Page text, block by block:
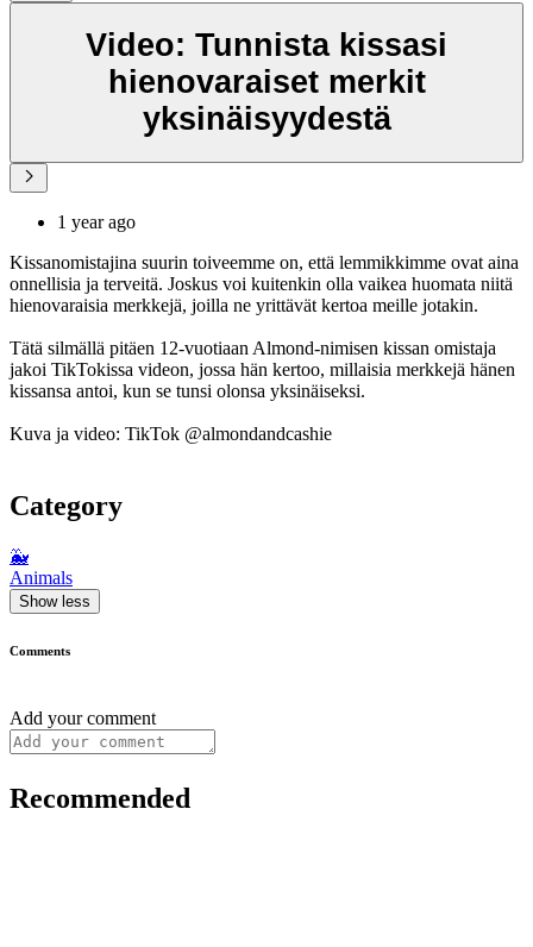
Video: Tunnista kissasi
hienovaraiset merkit
yksinäisyydestä
1 year ago
Kissanomistajina suurin toiveemme on, että lemmikkimme ovat aina
onnellisia ja terveitä. Joskus voi kuitenkin olla vaikea huomata niitä
hienovaraisia merkkejä, joilla ne yrittävät kertoa meille jotakin.
Tätä silmällä pitäen 12-vuotiaan Almond-nimisen kissan omistaja
jakoi TikTokissa videon, jossa hän kertoo, millaisia merkkejä hänen
kissansa antoi, kun se tunsi olonsa yksinäiseksi.
Kuva ja video: TikTok @almondandcashie
Category
🐳
Animals
Show less
Comments
Add your comment
Recommended